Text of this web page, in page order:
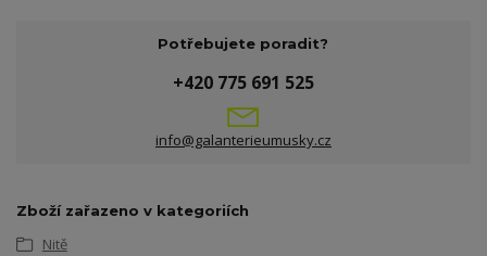
Potřebujete poradit?
+420 775 691 525
info@galanterieumusky.cz
Zboží zařazeno v kategoriích
Nitě